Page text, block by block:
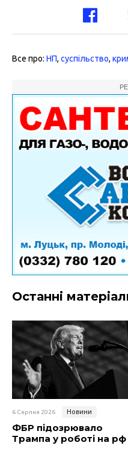
Все про: НП, суспільство,
Останні
6 Серпня 2026 Новини
ФБР підозрювало
Трампа у роботі на рф